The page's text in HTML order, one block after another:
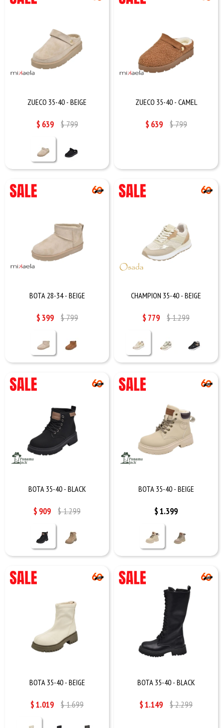
ZUECO 35-40 - BEIGE
$ 639 $799
ZUECO 35-40 - CAMEL
$ 639 $799
BOTA 28-34 - BEIGE
$ 399 $799
CHAMPION 35-40 - BEIGE
$ 779 $1.299
BOTA 35-40 - BLACK
$ 909 $1.299
BOTA 35-40 - BEIGE
$1.399
BOTA 35-40 - BEIGE
$1.019 $1.699
BOTA 35-40 - BLACK
$1.149 $2.299